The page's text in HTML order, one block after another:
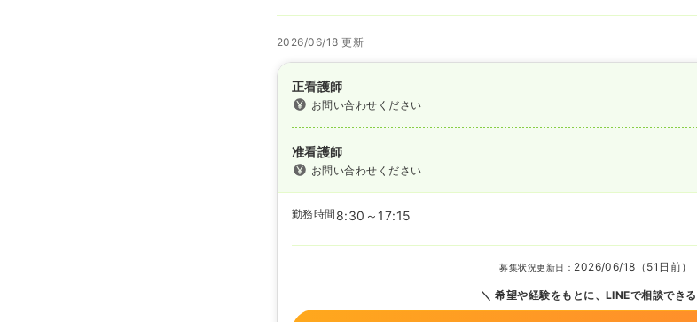
2026/06/18 更新
正看護師
お問い合わせください
准看護師
お問い合わせください
勤務時間 8:30～17:15
募集状況更新日： 2026/06/18（51日前）
希望や経験をもとに、LINEで相談できる